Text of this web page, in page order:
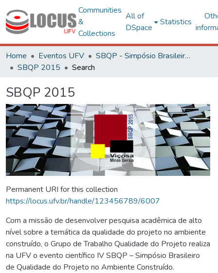
Communities
&
Collections
All of
DSpace
Statistics
Home Eventos UFV
SBQP - Simpósio Brasileiro de Qualidade do Projeto no Ambiente Construído
SBQP 2015
Search
SBQP 2015
Permanent URI for this collection
https://locus.ufv.br/handle/123456789/6007
Com a missão de desenvolver pesquisa acadêmica de alto
nível sobre a temática da qualidade do projeto no ambiente
construído, o Grupo de Trabalho Qualidade do Projeto realiza
na UFV o evento científico IV SBQP – Simpósio Brasileiro
de Qualidade do Projeto no Ambiente Construído.